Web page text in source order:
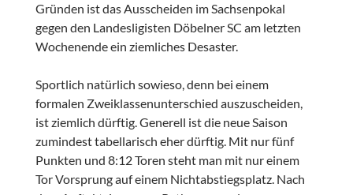
Gründen ist das Ausscheiden im Sachsenpokal
gegen den Landesligisten Döbelner SC am letzten
Wochenende ein ziemliches Desaster.
Sportlich natürlich sowieso, denn bei einem
formalen Zweiklassenunterschied auszuscheiden,
ist ziemlich dürftig. Generell ist die neue Saison
zumindest tabellarisch eher dürftig. Mit nur fünf
Punkten und 8:12 Toren steht man mit nur einem
Tor Vorsprung auf einem Nichtabstiegsplatz. Nach